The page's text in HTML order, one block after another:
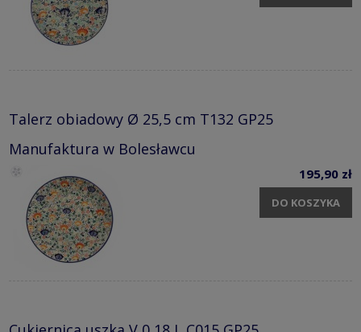
Talerz obiadowy Ø 25,5 cm T132 GP25
Manufaktura w Bolesławcu
195,90 zł
DO KOSZYKA